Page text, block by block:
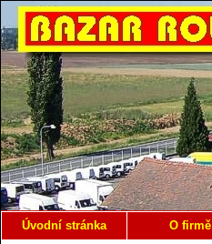
Úvodní stránka O firmě